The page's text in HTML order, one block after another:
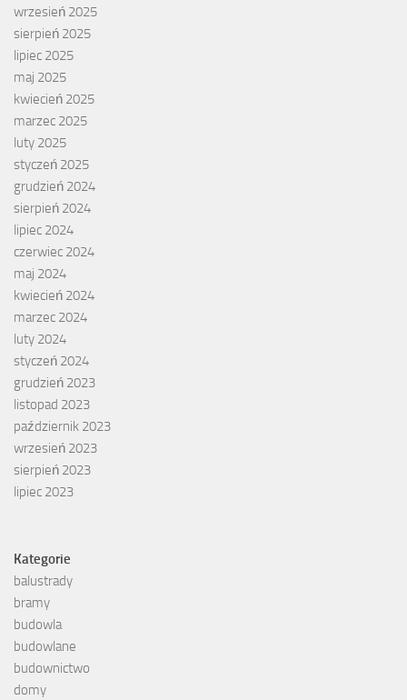
wrzesień 2025
sierpień 2025
lipiec 2025
maj 2025
kwiecień 2025
marzec 2025
luty 2025
styczeń 2025
grudzień 2024
sierpień 2024
lipiec 2024
czerwiec 2024
maj 2024
kwiecień 2024
marzec 2024
luty 2024
styczeń 2024
grudzień 2023
listopad 2023
październik 2023
wrzesień 2023
sierpień 2023
lipiec 2023
Kategorie
balustrady
bramy
budowla
budowlane
budownictwo
domy